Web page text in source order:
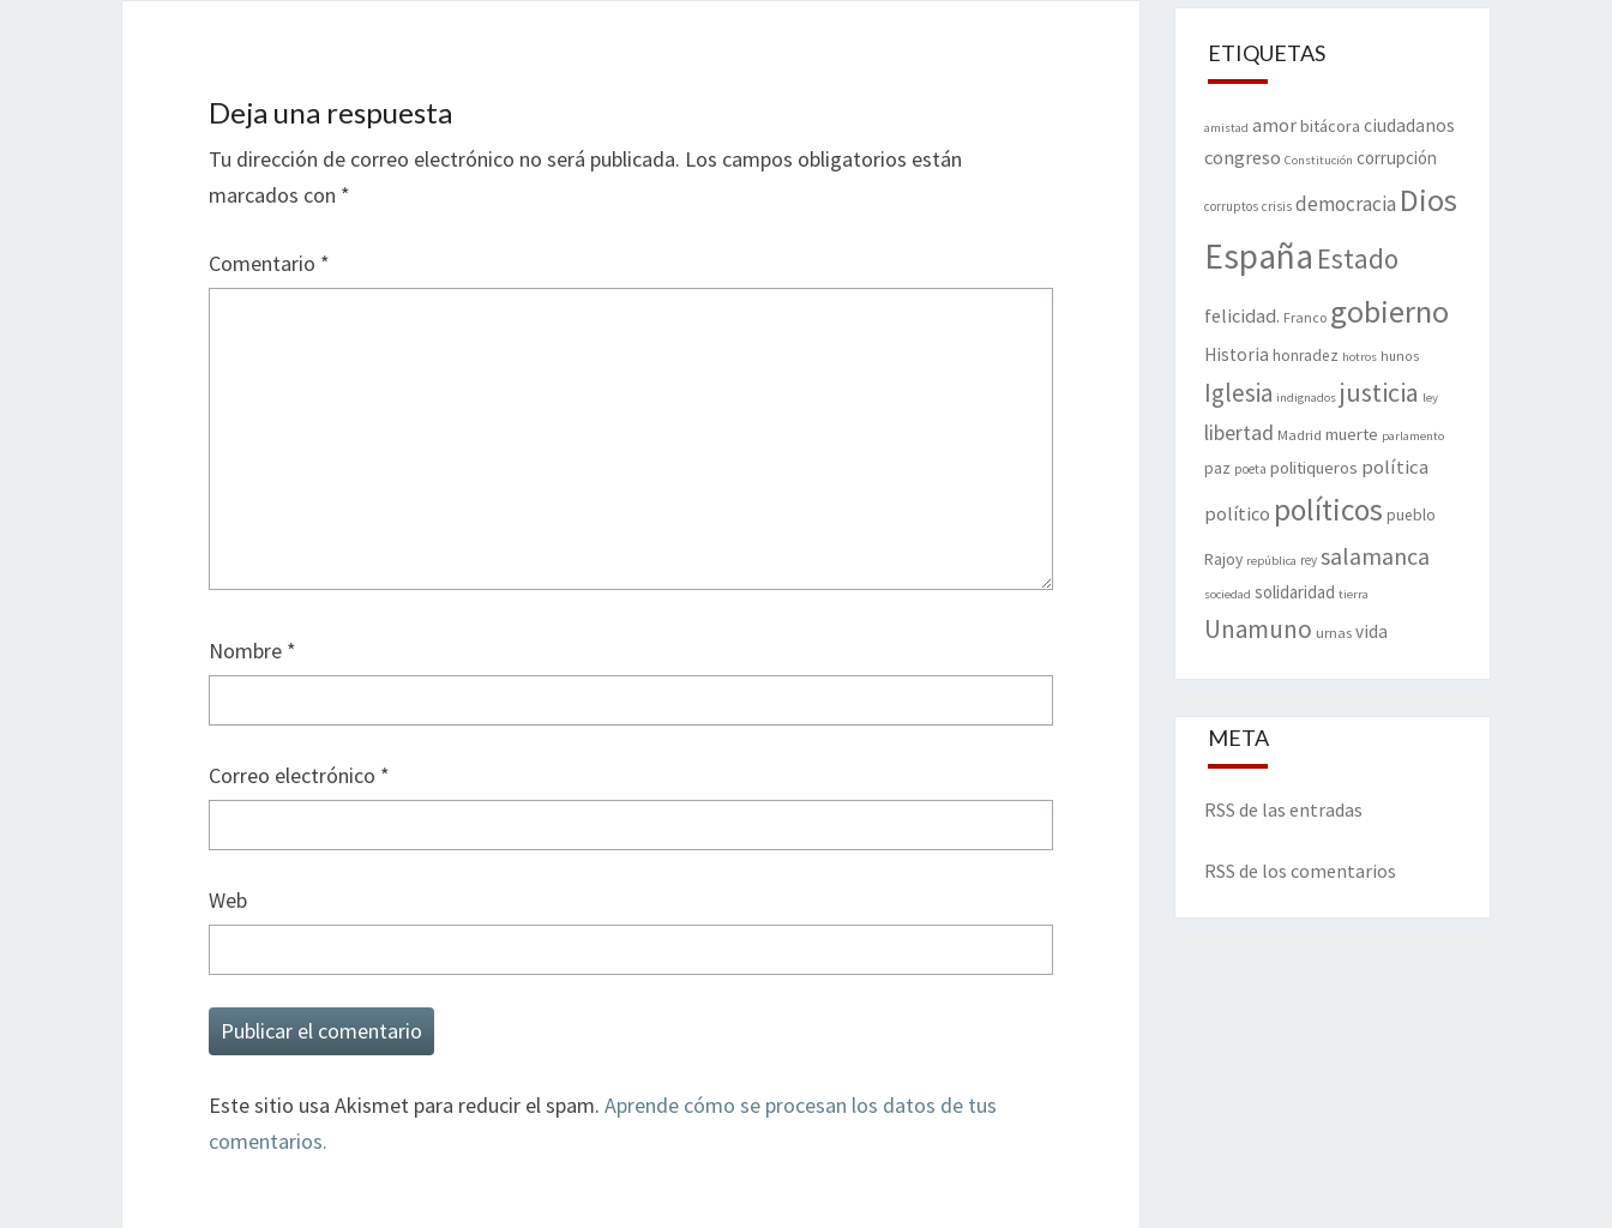
Deja una respuesta
Tu dirección de correo electrónico no será publicada. Los campos obligatorios están
marcados con *
Comentario *
Nombre *
Correo electrónico *
Web
Este sitio usa Akismet para reducir el spam. Aprende cómo se procesan los datos de tus
comentarios.
ETIQUETAS
amistad amorbitácora ciudadanos
congreso Constitución corrupción
corruptos crisis democracia Dios
España Estado
felicidad. Franco gobierno
Historia honradez hotros hunos
Iglesia indignados justicia ley
libertad Madrid muerte parlamento
paz poeta politiqueros política
político políticos pueblo
Rajoy república rey salamanca
sociedad solidaridad tierra
Unamuno urnas vida
META
RSS de las entradas
RSS de los comentarios